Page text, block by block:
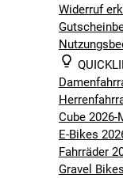
Widerruf
Cube 2026-
E-Bikes
Fahrräder
Gravel